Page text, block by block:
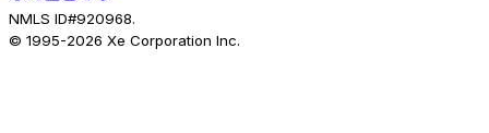
NMLS ID#920968.
© 1995-2026 Xe Corporation Inc.